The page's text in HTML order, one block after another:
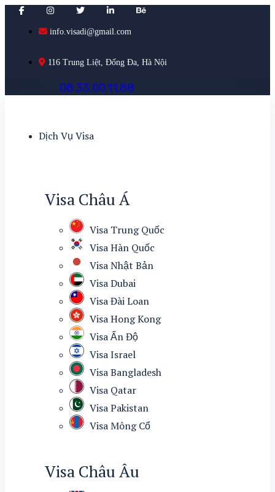
info.visadi@gmail.com
116 Trung Liệt, Đống Đa, Hà Nội
08.33.00.11.88
Dịch Vụ Visa
Visa Châu Á
Visa Trung Quốc
Visa Hàn Quốc
Visa Nhật Bản
Visa Dubai
Visa Đài Loan
Visa Hong Kong
Visa Ấn Độ
Visa Israel
Visa Bangladesh
Visa Qatar
Visa Pakistan
Visa Mông Cổ
Visa Châu Âu